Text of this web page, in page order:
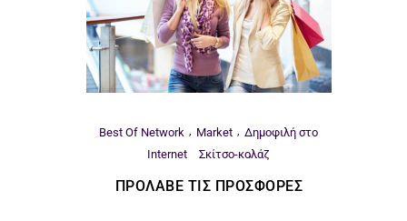
Best Of Network Market
Δημοφιλή στο
Internet
Σκίτσο-κολάζ
ΠΡΌΛΑΒΕ ΤΙΣ ΠΡΟΣΦΟΡΈΣ